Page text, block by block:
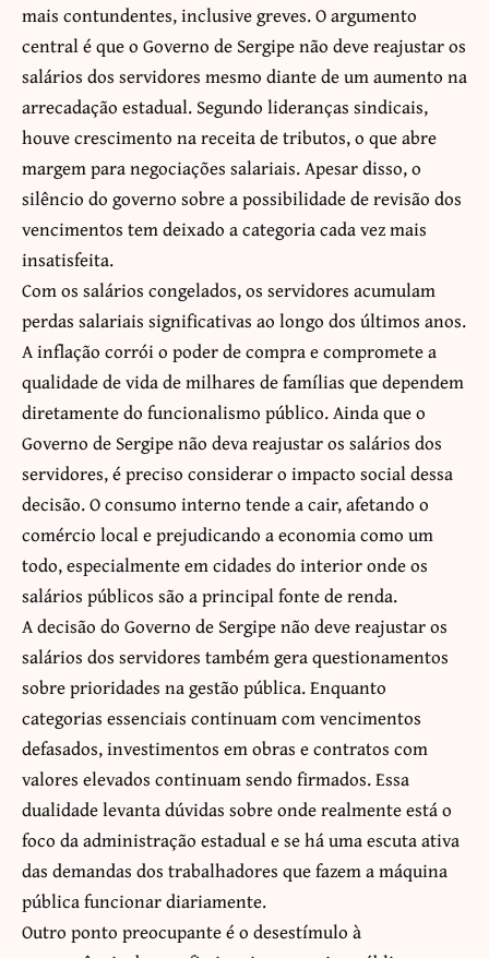
mais contundentes, inclusive greves. O argumento
central é que o Governo de Sergipe não deve reajustar os
salários dos servidores mesmo diante de um aumento na
arrecadação estadual. Segundo lideranças sindicais,
houve crescimento na receita de tributos, o que abre
margem para negociações salariais. Apesar disso, o
silêncio do governo sobre a possibilidade de revisão dos
vencimentos tem deixado a categoria cada vez mais
insatisfeita.
Com os salários congelados, os servidores acumulam
perdas salariais significativas ao longo dos últimos anos.
A inflação corrói o poder de compra e compromete a
qualidade de vida de milhares de famílias que dependem
diretamente do funcionalismo público. Ainda que o
Governo de Sergipe não deva reajustar os salários dos
servidores, é preciso considerar o impacto social dessa
decisão. O consumo interno tende a cair, afetando o
comércio local e prejudicando a economia como um
todo, especialmente em cidades do interior onde os
salários públicos são a principal fonte de renda.
A decisão do Governo de Sergipe não deve reajustar os
salários dos servidores também gera questionamentos
sobre prioridades na gestão pública. Enquanto
categorias essenciais continuam com vencimentos
defasados, investimentos em obras e contratos com
valores elevados continuam sendo firmados. Essa
dualidade levanta dúvidas sobre onde realmente está o
foco da administração estadual e se há uma escuta ativa
das demandas dos trabalhadores que fazem a máquina
pública funcionar diariamente.
Outro ponto preocupante é o desestímulo à